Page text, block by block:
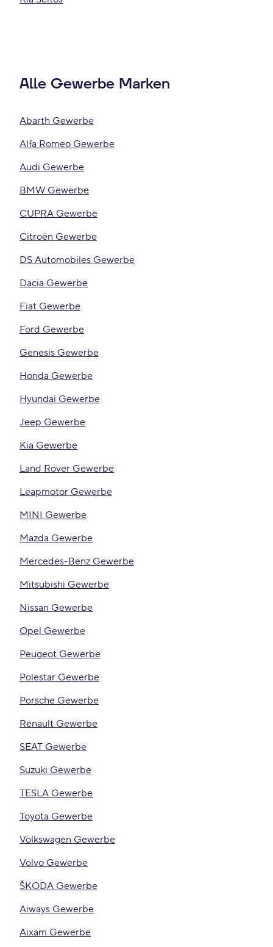
Alle Gewerbe Marken
Abarth Gewerbe
Alfa Romeo Gewerbe
Audi Gewerbe
BMW Gewerbe
CUPRA Gewerbe
Citroën Gewerbe
DS Automobiles Gewerbe
Dacia Gewerbe
Fiat Gewerbe
Ford Gewerbe
Genesis Gewerbe
Honda Gewerbe
Hyundai Gewerbe
Jeep Gewerbe
Kia Gewerbe
Land Rover Gewerbe
Leapmotor Gewerbe
MINI Gewerbe
Mazda Gewerbe
Mercedes-Benz Gewerbe
Mitsubishi Gewerbe
Nissan Gewerbe
Opel Gewerbe
Peugeot Gewerbe
Polestar Gewerbe
Porsche Gewerbe
Renault Gewerbe
SEAT Gewerbe
Suzuki Gewerbe
TESLA Gewerbe
Toyota Gewerbe
Volkswagen Gewerbe
Volvo Gewerbe
ŠKODA Gewerbe
Aiways Gewerbe
Aixam Gewerbe